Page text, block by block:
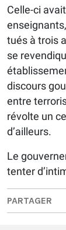
Celle-ci
tués à trois
se
discours
entre
révolte un
d’ailleurs.
Le
tenter
PARTAGER